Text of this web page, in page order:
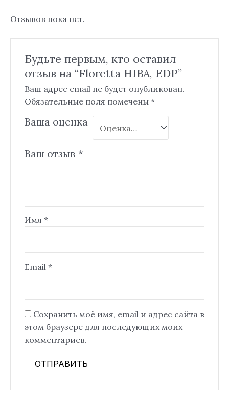
Отзывов пока нет.
Будьте первым, кто оставил
отзыв на “Floretta HIBA, EDP”
Ваш адрес email не будет опубликован.
Обязательные поля помечены *
Ваша оценка
Ваш отзыв *
Имя *
Email *
Сохранить моё имя, email и адрес сайта в
этом браузере для последующих моих
комментариев.